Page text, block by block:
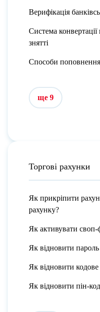
Верифікація
Система
знятті
Способи
ще 9
Торгові рахунки
Як прикріпити
рахунку?
Як активувати своп-
Як відновити пароль
Як відновити кодове
Як відновити пін-